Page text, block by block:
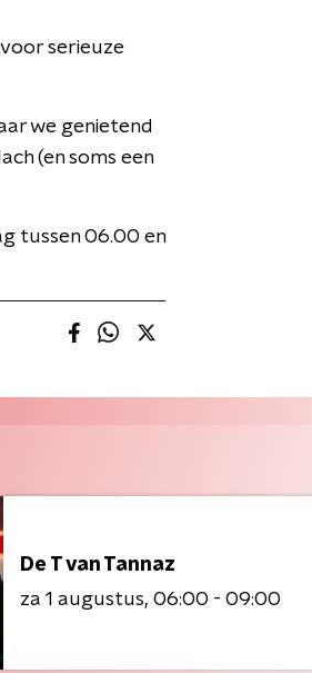
voor serieuze
we genietend
(en soms een
tussen 06.00 en
De T van Tannaz
za 1 augustus 06:00 - 09:00